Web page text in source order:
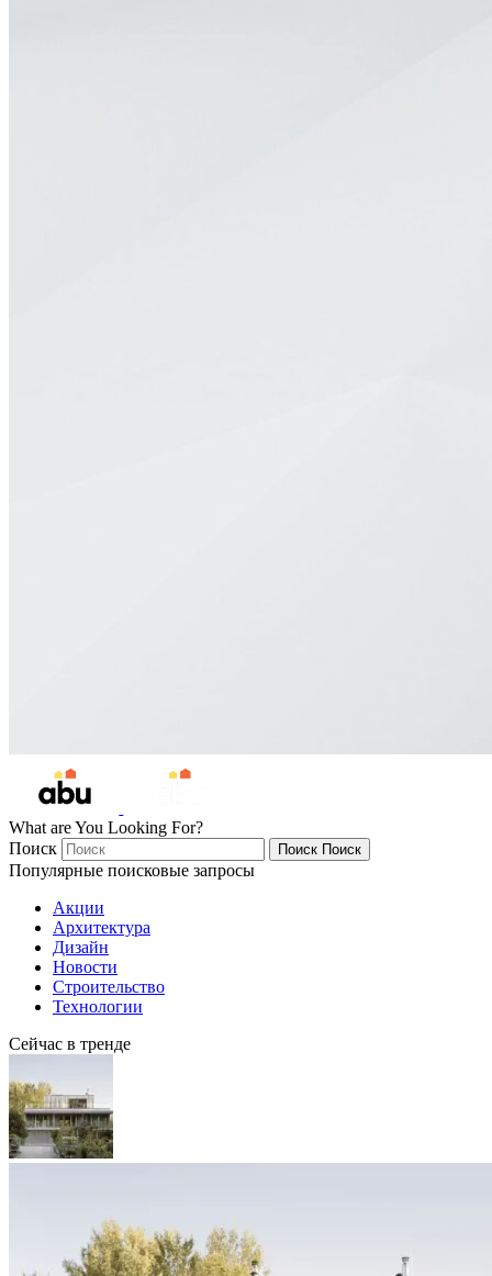
What are You Looking For?
Поиск
Поиск Поиск
Популярные поисковые запросы
Акции
Архитектура
Дизайн
Новости
Строительство
Технологии
Сейчас в тренде